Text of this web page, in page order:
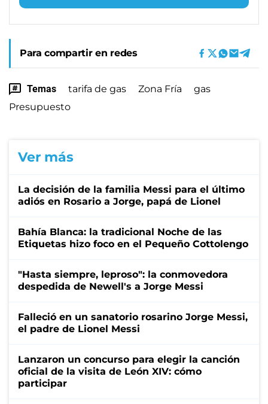
Para compartir en redes
Temas tarifa de gas Zona Fría
gas
Presupuesto
Ver más
La decisión de la familia Messi para el último
adiós en Rosario a Jorge, papá de Lionel
Bahía Blanca: la tradicional Noche de las
Etiquetas hizo foco en el Pequeño Cottolengo
"Hasta siempre, leproso": la conmovedora
despedida de Newell's a Jorge Messi
Falleció en un sanatorio rosarino Jorge Messi,
el padre de Lionel Messi
Lanzaron un concurso para elegir la canción
oficial de la visita de León XIV: cómo
participar